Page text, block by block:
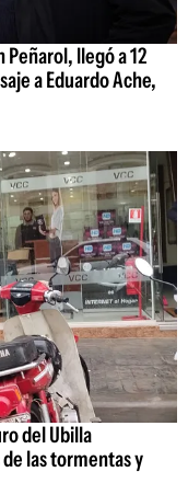
llegó a 12
a Eduardo Ache,
del Ubilla
las tormentas y